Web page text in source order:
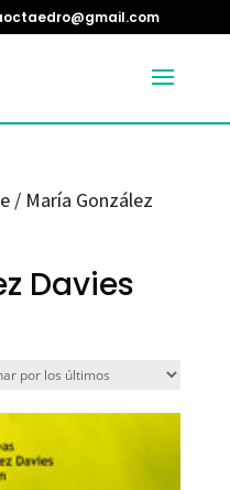
/ María González
Davies